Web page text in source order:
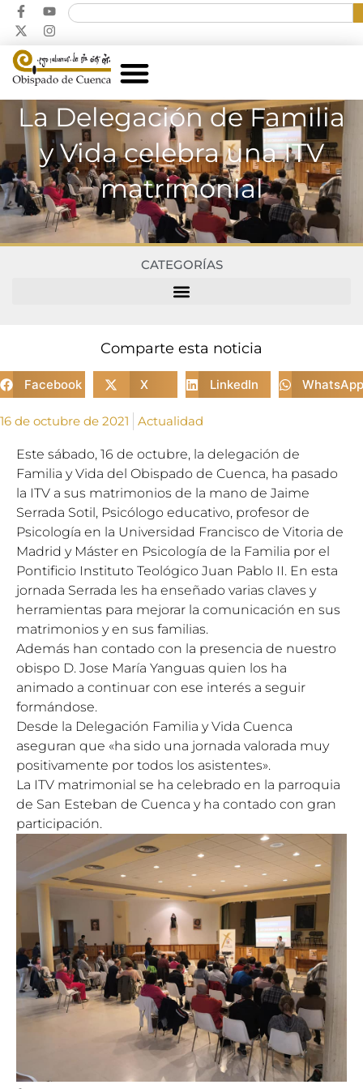
La Delegación de Familia
y Vida celebra una ITV
matrimonial
CATEGORÍAS
Comparte esta noticia
Facebook X LinkedIn WhatsApp
16 de octubre de 2021 Actualidad
Este sábado, 16 de octubre, la delegación de
Familia y Vida del Obispado de Cuenca, ha pasado
la ITV a sus matrimonios de la mano de Jaime
Serrada Sotil, Psicólogo educativo, profesor de
Psicología en la Universidad Francisco de Vitoria de
Madrid y Máster en Psicología de la Familia por el
Pontificio Instituto Teológico Juan Pablo II. En esta
jornada Serrada les ha enseñado varias claves y
herramientas para mejorar la comunicación en sus
matrimonios y en sus familias.
Además han contado con la presencia de nuestro
obispo D. Jose María Yanguas quien los ha
animado a continuar con ese interés a seguir
formándose.
Desde la Delegación Familia y Vida Cuenca
aseguran que «ha sido una jornada valorada muy
positivamente por todos los asistentes».
La ITV matrimonial se ha celebrado en la parroquia
de San Esteban de Cuenca y ha contado con gran
participación.